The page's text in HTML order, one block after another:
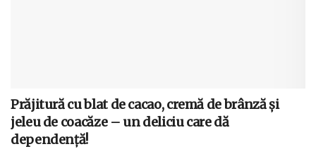
Prăjitură cu blat de cacao, cremă de brânză și
jeleu de coacăze – un deliciu care dă
dependență!